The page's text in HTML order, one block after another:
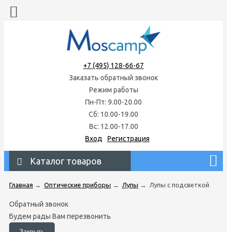
+7 (495) 128-66-67
Заказать обратный звонок
Режим работы
Пн-Пт: 9.00-20.00
Сб: 10.00-19.00
Вс: 12.00-17.00
Вход
Регистрация
Каталог товаров
Главная → Оптические приборы → Лупы → Лупы с подсветкой
Обратный звонок
Будем рады Вам перезвонить